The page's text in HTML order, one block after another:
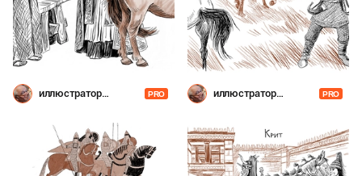
иллюстратор
PRO
иллюстратор
PRO